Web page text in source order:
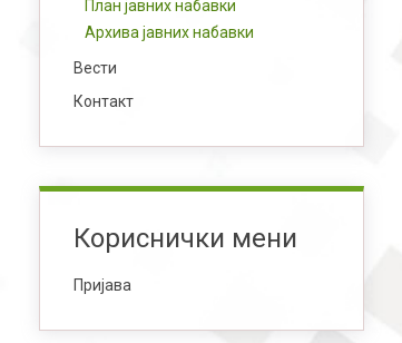
План јавних набавки
Архива јавних набавки
Вести
Контакт
Кориснички мени
Пријава